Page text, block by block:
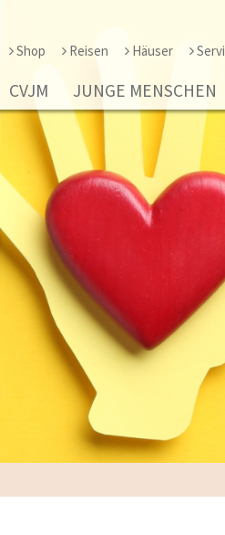
Shop Reisen Häuser
CVJM JUNGE MENSCHEN